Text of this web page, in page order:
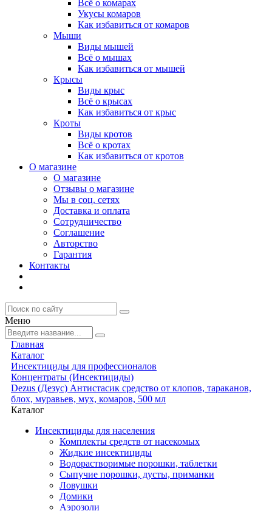
Всё о комарах
Укусы комаров
Как избавиться от комаров
Мыши
Виды мышей
Всё о мышах
Как избавиться от мышей
Крысы
Виды крыс
Всё о крысах
Как избавиться от крыс
Кроты
Виды кротов
Всё о кротах
Как избавиться от кротов
О магазине
О магазине
Отзывы о магазине
Мы в соц. сетях
Доставка и оплата
Сотрудничество
Соглашение
Авторство
Гарантия
Контакты
Меню
Главная
Каталог
Инсектициды для профессионалов
Концентраты (Инсектициды)
Dezus (Дезус) Антистасик средство от клопов, тараканов,
блох, муравьев, мух, комаров, 500 мл
Каталог
Инсектициды для населения
Комплекты средств от насекомых
Жидкие инсектициды
Водорастворимые порошки, таблетки
Сыпучие порошки, дусты, приманки
Ловушки
Домики
Аэрозоли